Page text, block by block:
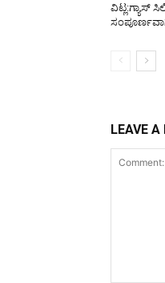
ವಿಟ್ಲ:ಗ್ಯಾಸ್
LEAVE A